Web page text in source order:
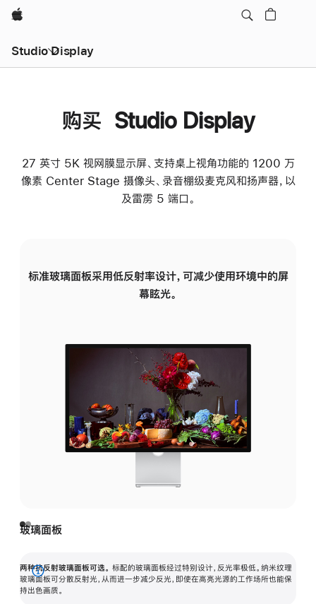
Apple
Studio Display
购买 Studio Display
27 英寸 5K 视网膜显示屏、支持桌上视角功能的 1200 万
像素 Center Stage 摄像头、录音棚级麦克风和扬声器，以
及雷雳 5 端口。
标准玻璃面板采用低反射率设计，可减少使用环境中的屏
幕眩光。
玻璃面板
两种抗反射玻璃面板可选。 标配的玻璃面板经过特别设计，反光率极低。纳米纹理
玻璃面板可分散反射光，从而进一步减少反光，即使在高亮光源的工作场所也能保
持出色画质。
展
开